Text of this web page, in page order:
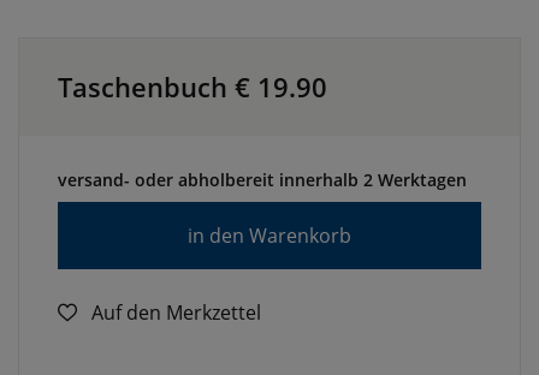
Taschenbuch € 19.90
versand- oder abholbereit innerhalb 2 Werktagen
in den Warenkorb
Auf den Merkzettel